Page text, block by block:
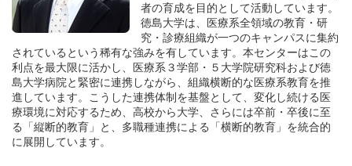
者の育成を目的として活動しています。
徳島大学は、医療系全領域の教育・研
究・診療組織が一つのキャンパスに集約
されているという稀有な強みを有しています。本センターはこの
利点を最大限に活かし、医療系３学部・５大学院研究科および徳
島大学病院と緊密に連携しながら、組織横断的な医療系教育を推
進しています。こうした連携体制を基盤として、変化し続ける医
療環境に対応するため、高校から大学、さらには卒前・卒後に至
る「縦断的教育」と、多職種連携による「横断的教育」を統合的
に展開しています。